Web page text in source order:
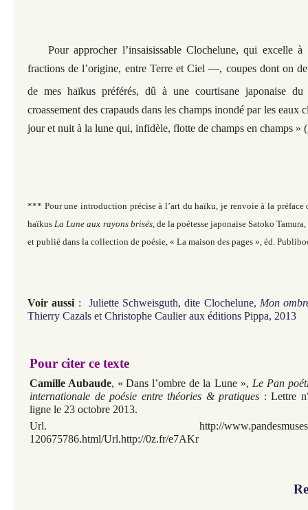
Pour approcher l’insaisissable Clochelune, qui excelle
fractions de l’origine, entre Terre et Ciel —, coupes dont on
de mes haïkus préférés, dû à une courtisane japonaise
croassement des crapauds dans les champs inondé par les eaux
jour et nuit à la lune qui, infidèle, flotte de champs en champs »
*** Pour une introduction précise à l’art du haïku, je renvoie à la préface
haïkus La Lune aux rayons brisés, de la poétesse japonaise Satoko
et publié dans la collection de poésie, « La maison des pages », éd.
Voir aussi : Juliette Schweisguth, dite Clochelune, Mon
Thierry Cazals et Christophe Caulier aux éditions Pippa, 2013
Pour citer ce texte
Camille Aubaude, « Dans l’ombre de la Lune », Le Pan
internationale de poésie entre théories & pratiques : Lettre
ligne le 23 octobre 2013.
Url. http://www.pandesmuses.fr/
120675786.html/Url.http://0z.fr/e7AKr